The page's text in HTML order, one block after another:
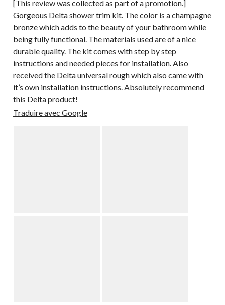
[This review was collected as part of a promotion.]
Gorgeous Delta shower trim kit. The color is a champagne
bronze which adds to the beauty of your bathroom while
being fully functional. The materials used are of a nice
durable quality. The kit comes with step by step
instructions and needed pieces for installation. Also
received the Delta universal rough which also came with
it’s own installation instructions. Absolutely recommend
this Delta product!
Traduire avec Google